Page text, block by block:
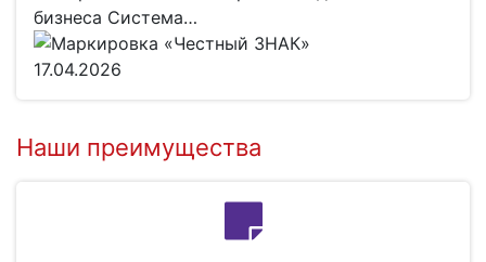
бизнеса Система…
17.04.2026
Наши преимущества